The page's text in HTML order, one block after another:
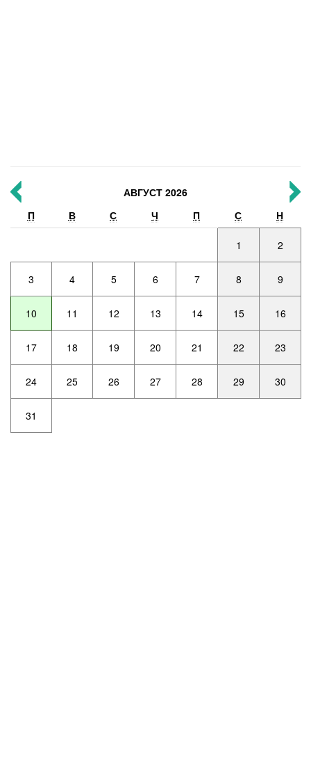
АВГУСТ 2026
П
В С Ч П С Н
1 2
3 4 5 6 7 8 9
10 11 12 13 14 15 16
17 18 19 20 21 22 23
24 25 26 27 28 29 30
31